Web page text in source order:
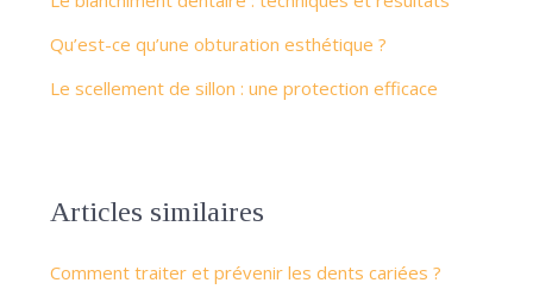
Qu’est-ce qu’une obturation esthétique ?
Le scellement de sillon : une protection efficace
Articles similaires
Comment traiter et prévenir les dents cariées ?